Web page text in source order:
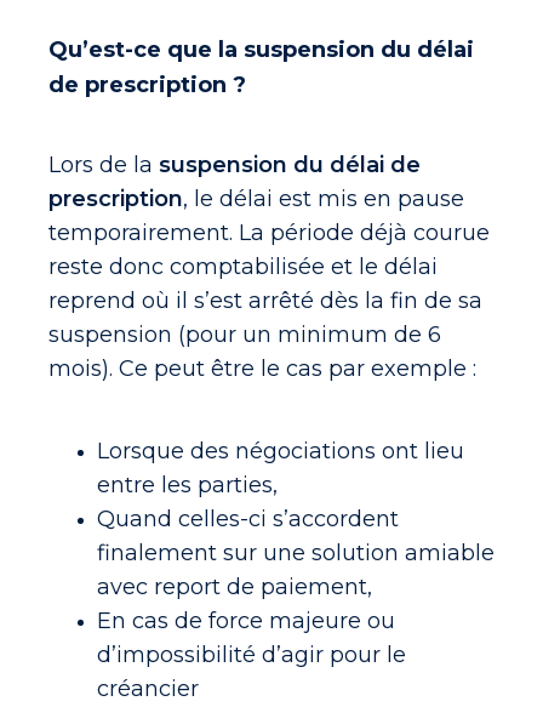
Qu’est-ce que la suspension du délai
de prescription ?
Lors de la suspension du délai de
prescription, le délai est mis en pause
temporairement. La période déjà courue
reste donc comptabilisée et le délai
reprend où il s’est arrêté dès la fin de sa
suspension (pour un minimum de 6
mois). Ce peut être le cas par exemple :
Lorsque des négociations ont lieu
entre les parties,
Quand celles-ci s’accordent
finalement sur une solution amiable
avec report de paiement,
En cas de force majeure ou
d’impossibilité d’agir pour le
créancier